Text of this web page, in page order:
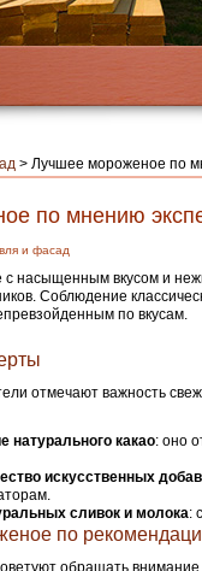
> Лучшее мороженое по
по мнению
и фасад
насыщенным вкусом и
Соблюдение
по вкусам.
отмечают важность
натурального какао: оно
искусственных
сливок и молока:
по
обращать внимание